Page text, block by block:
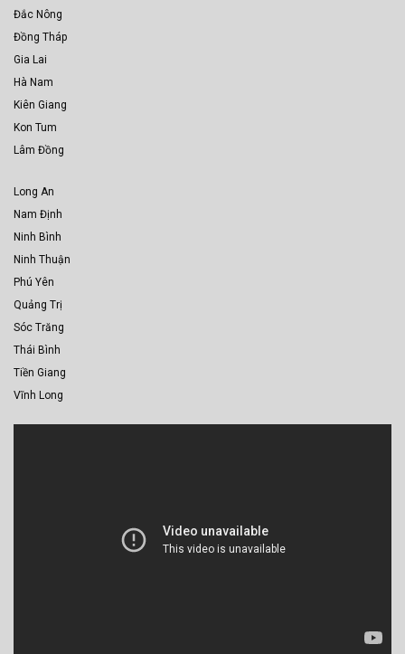
Đắc Nông
Đồng Tháp
Gia Lai
Hà Nam
Kiên Giang
Kon Tum
Lâm Đồng
Long An
Nam Định
Ninh Bình
Ninh Thuận
Phú Yên
Quảng Trị
Sóc Trăng
Thái Bình
Tiền Giang
Vĩnh Long